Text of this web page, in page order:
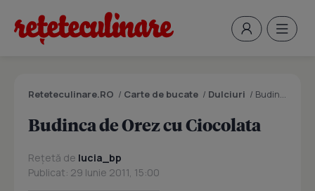
Reteteculinare.RO / Carte de bucate / Dulciuri / Budinca de Orez cu Ciocolata
Budinca de Orez cu Ciocolata
Rețetă de lucia_bp
Publicat: 29 Iunie 2011, 15:00